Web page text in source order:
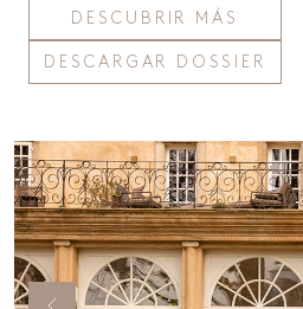
DESCUBRIR MÁS
DESCARGAR DOSSIER